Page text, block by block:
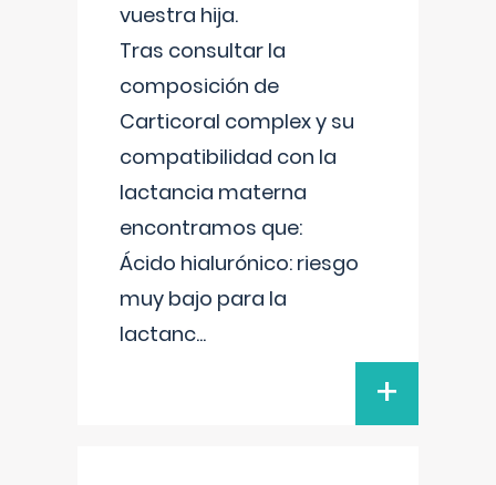
vuestra hija.
Tras consultar la
composición de
Carticoral complex y su
compatibilidad con la
lactancia materna
encontramos que:
Ácido hialurónico: riesgo
muy bajo para la
lactanc...
+